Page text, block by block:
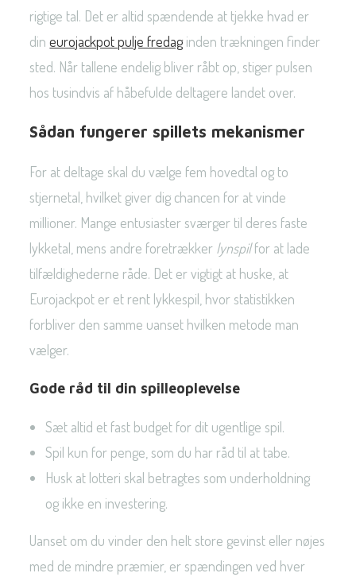
rigtige tal. Det er altid spændende at tjekke hvad er
dineurojackpot pulje fredaginden trækningen finder
sted. Når tallene endelig bliver råbt op, stiger pulsen
hos tusindvis af håbefulde deltagere landet over.
Sådan fungerer spillets mekanismer
For at deltage skal du vælge fem hovedtal og to
stjernetal, hvilket giver dig chancen for at vinde
millioner. Mange entusiaster sværger til deres faste
lykketal, mens andre foretrækker lynspilfor at lade
tilfældighederne råde. Det er vigtigt at huske, at
Eurojackpot er et rent lykkespil, hvor statistikken
forbliver den samme uanset hvilken metode man
vælger.
Gode råd til din spilleoplevelse
Sæt altid et fast budget for dit ugentlige spil.
Spil kun for penge, som du har råd til at tabe.
Husk at lotteri skal betragtes som underholdning
og ikke en investering.
Uanset om du vinder den helt store gevinst eller nøjes
med de mindre præmier, er spændingen ved hver